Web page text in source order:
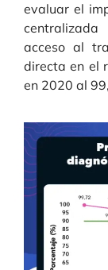
evaluar el
centralizada
acceso al
directa en el
en 2020 al